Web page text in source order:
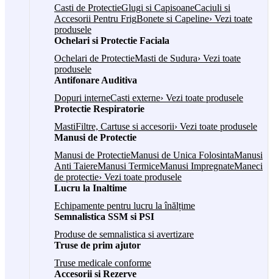
Casti de ProtectieGlugi si CapisoaneCaciuli si
Accesorii Pentru FrigBonete si Capeline› Vezi toate
produsele
Ochelari si Protectie Faciala
Ochelari de ProtectieMasti de Sudura› Vezi toate
produsele
Antifonare Auditiva
Dopuri interneCasti externe› Vezi toate produsele
Protectie Respiratorie
MastiFiltre, Cartuse si accesorii› Vezi toate produsele
Manusi de Protectie
Manusi de ProtectieManusi de Unica FolosintaManusi
Anti TaiereManusi TermiceManusi ImpregnateManeci
de protectie› Vezi toate produsele
Lucru la Inaltime
Echipamente pentru lucru la înălțime
Semnalistica SSM si PSI
Produse de semnalistica si avertizare
Truse de prim ajutor
Truse medicale conforme
Accesorii si Rezerve